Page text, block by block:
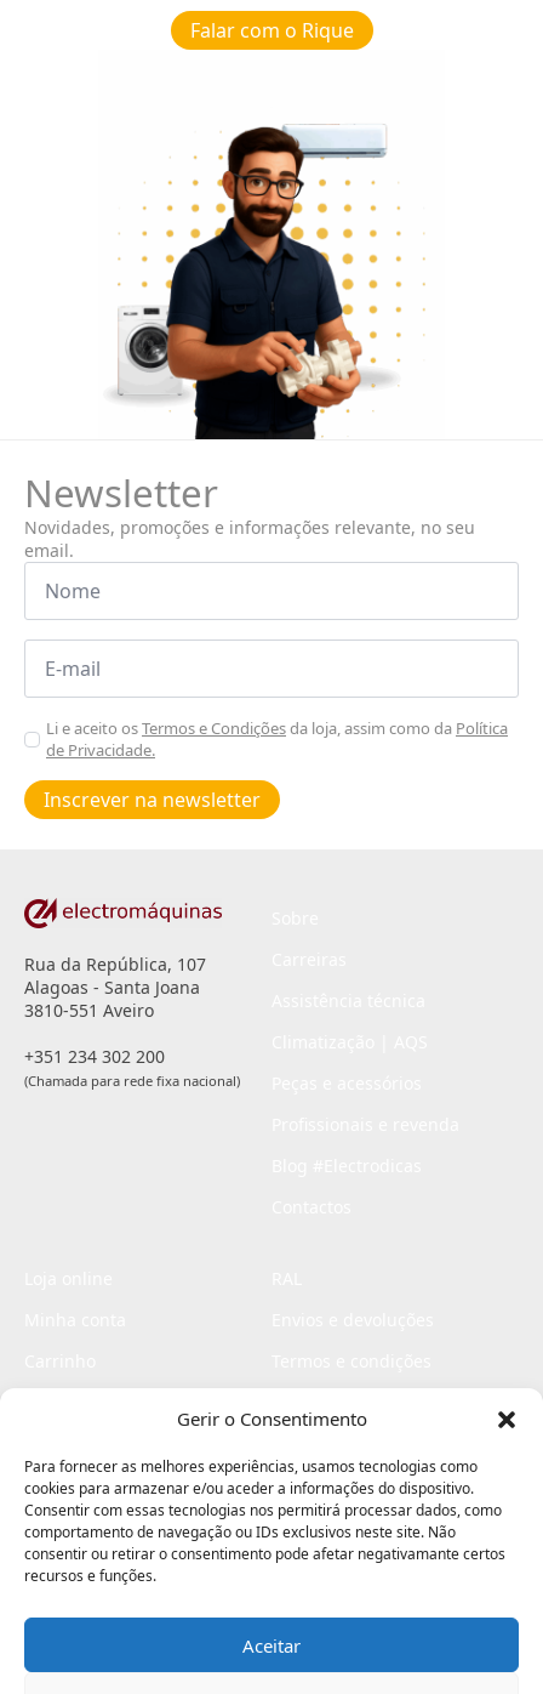
Gerir o Consentimento
Para fornecer as melhores experiências, usamos tecnologias como
cookies para armazenar e/ou aceder a informações do dispositivo.
Consentir com essas tecnologias nos permitirá processar dados, como
comportamento de navegação ou IDs exclusivos neste site. Não
consentir ou retirar o consentimento pode afetar negativamante certos
recursos e funções.
Aceitar
Falar com o Rique
Newsletter
Novidades, promoções e informações relevante, no seu
email.
Nome
Email
Aceitar
Poiticas
de
privacidade
Li e aceito osTermos e Condiçõesda loja, assim como da Política
de Privacidade.
Inscrever na newsletter
Rua da República, 107
Alagoas - Santa Joana
3810-551 Aveiro
+351 234 302 200
(Chamada para rede fixa nacional)
Livro de elogios
Electromaquinas ©2026